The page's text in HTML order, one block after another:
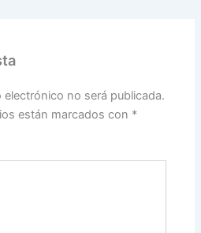
electrónico no será publicada.
están marcados con *